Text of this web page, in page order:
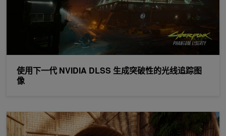
使用下一代 NVIDIA DLSS 生成突破性的光线追踪图
像
现已上市： NVIDIA DLSS 3 用于虚幻引擎 5